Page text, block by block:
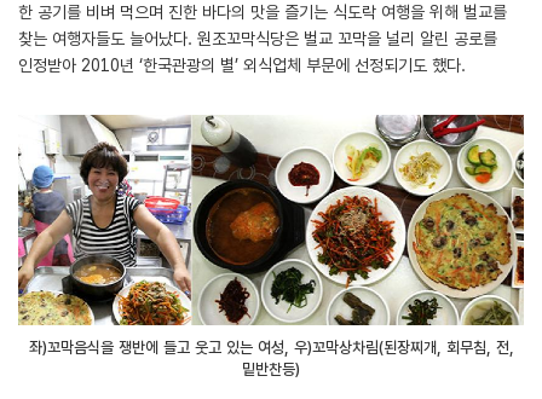
한 공기를 비벼 먹으며 진한 바다의 맛을 즐기는 식도락 여행을 위해 벌교를
찾는 여행자들도 늘어났다. 원조꼬막식당은 벌교 꼬막을 널리 알린 공로를
인정받아 2010년 ‘한국관광의 별’ 외식업체 부문에 선정되기도 했다.
좌)꼬막음식을 쟁반에 들고 웃고 있는 여성, 우)꼬막상차림(된장찌개, 회무침, 전,
밑반찬등)